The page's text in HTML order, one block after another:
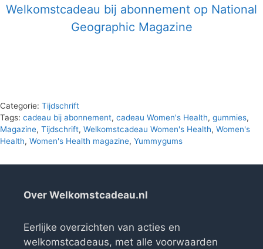
Welkomstcadeau bij abonnement op National
Geographic Magazine
Categorie: Tijdschrift
Tags: cadeau bij abonnement, cadeau Women's Health, gummies,
Magazine, Tijdschrift, Welkomstcadeau Women's Health, Women's
Health, Women's Health magazine, Yummygums
Over Welkomstcadeau.nl
Eerlijke overzichten van acties en
welkomstcadeaus, met alle voorwaarden